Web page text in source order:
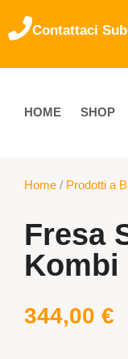
Contattaci
HOME SHOP
Home / Prodotti a
Fresa
Kombi
344,00 €